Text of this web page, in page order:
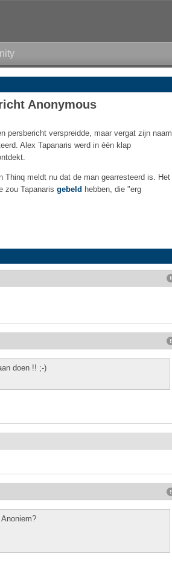
Anonymous
persbericht verspreidde, maar vergat zijn naam
Alex Tapanaris werd in één klap
Thinq meldt nu dat de man gearresteerd is. Het
zou Tapanaris gebeld hebben, die "erg
doen !! ;-)